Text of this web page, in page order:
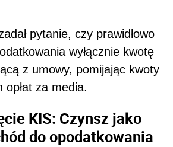
pytanie, czy prawidłowo
wyłącznie kwotę
z umowy, pomijając kwoty
za media.
KIS: Czynsz jako
do opodatkowania